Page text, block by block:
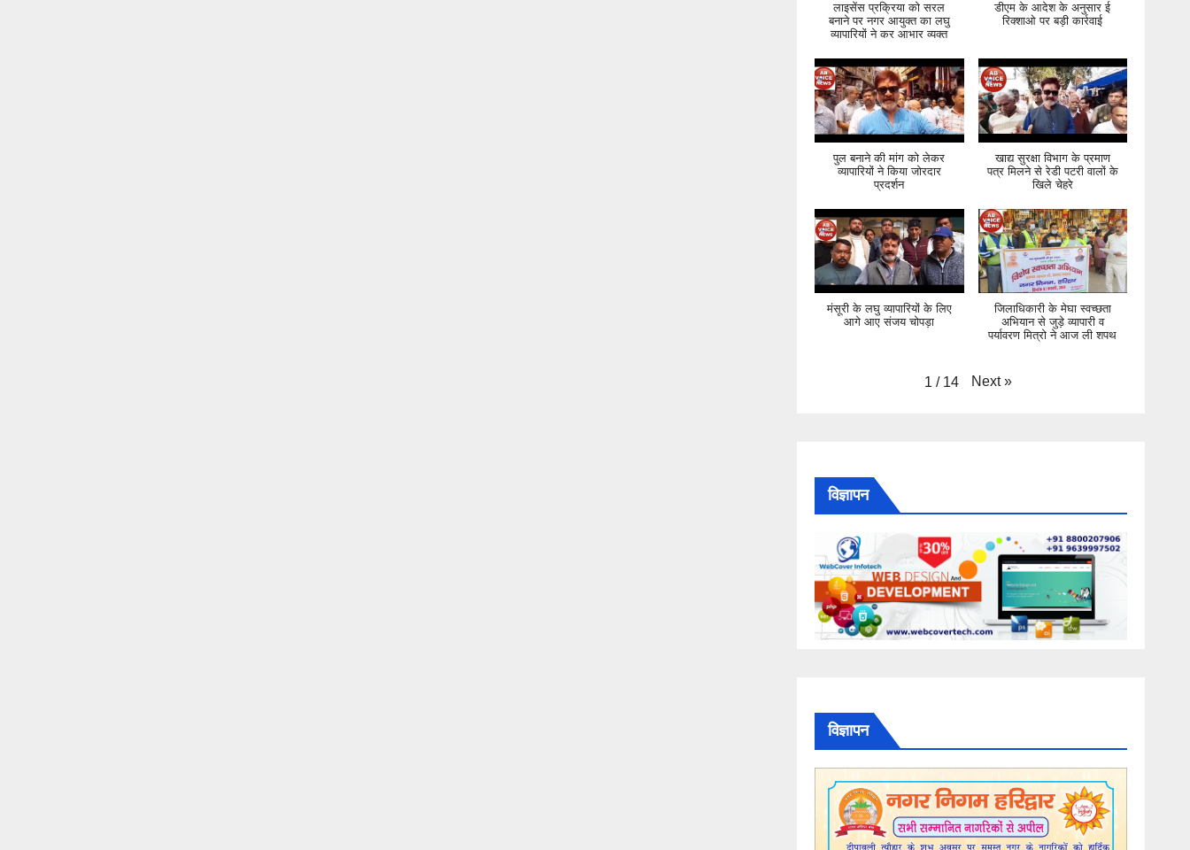
लाइसेंस प्रक्रिया को सरल
बनाने पर नगर आयुक्त का लघु
व्यापारियों ने कर आभार व्यक्त
डीएम के आदेश के अनुसार ई
रिक्शाओ पर बड़ी कार्रवाई
पुल बनाने की मांग को लेकर
व्यापारियों ने किया जोरदार
प्रदर्शन
खाद्य सुरक्षा विभाग के प्रमाण
पत्र मिलने से रेडी पटरी वालों के
खिले चेहरे
मंसूरी के लघु व्यापारियों के लिए
आगे आए संजय चोपड़ा
जिलाधिकारी के मेघा स्वच्छता
अभियान से जुड़े व्यापारी व
पर्यावरण मित्रो ने आज ली शपथ
1 / 14 Next »
विज्ञापन
विज्ञापन